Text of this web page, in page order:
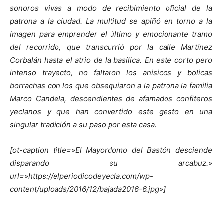
sonoros vivas a modo de recibimiento oficial de la
patrona a la ciudad. La multitud se apiñó en torno a la
imagen para emprender el último y emocionante tramo
del recorrido, que transcurrió por la calle Martínez
Corbalán hasta el atrio de la basílica. En este corto pero
intenso trayecto, no faltaron los anisicos y bolicas
borrachas con los que obsequiaron a la patrona la familia
Marco Candela, descendientes de afamados confiteros
yeclanos y que han convertido este gesto en una
singular tradición a su paso por esta casa.
[ot-caption title=»El Mayordomo del Bastón desciende
disparando su arcabuz.»
url=»https://elperiodicodeyecla.com/wp-
content/uploads/2016/12/bajada2016-6.jpg»]